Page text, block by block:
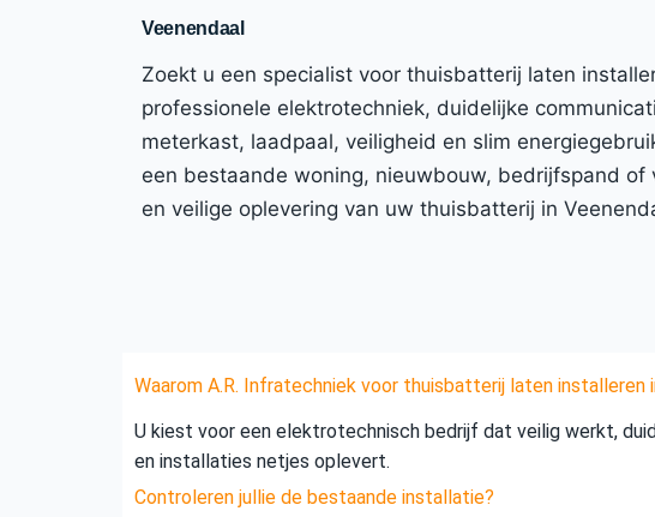
Veenendaal
Zoekt u een specialist voor thuisbatterij laten
professionele elektrotechniek, duidelijke
meterkast, laadpaal, veiligheid en slim
een bestaande woning, nieuwbouw, bedrijfspand
en veilige oplevering van uw thuisbatterij in
Waarom A.R. Infratechniek voor thuisbatterij laten installeren
U kiest voor een elektrotechnisch bedrijf dat veilig werkt,
en installaties netjes oplevert.
Controleren jullie de bestaande installatie?